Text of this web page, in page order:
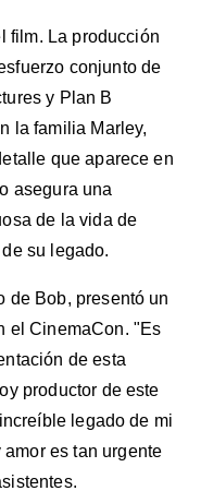
film. La producción
conjunto de
y Plan B
la familia Marley,
que aparece en
asegura una
de la vida de
su legado.
de Bob, presentó un
el CinemaCon. "Es
de esta
productor de este
legado de mi
es tan urgente